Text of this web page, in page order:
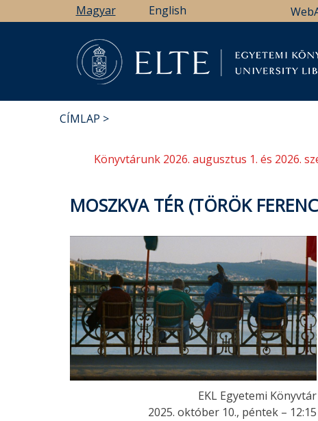
a
Magyar English
CÍMLAP
Könyvtárunk 2026. augusztus 1. és 2026.
MOSZKVA TÉR (TÖRÖK
EKL Egyetemi Könyvtár
2025. október 10., péntek – 12:15